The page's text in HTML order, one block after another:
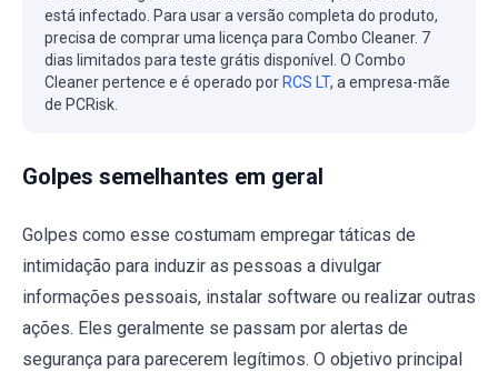
está infectado. Para usar a versão completa do produto,
precisa de comprar uma licença para Combo Cleaner. 7
dias limitados para teste grátis disponível. O Combo
Cleaner pertence e é operado por RCS LT, a empresa-mãe
de PCRisk.
Golpes semelhantes em geral
Golpes como esse costumam empregar táticas de
intimidação para induzir as pessoas a divulgar
informações pessoais, instalar software ou realizar outras
ações. Eles geralmente se passam por alertas de
segurança para parecerem legítimos. O objetivo principal